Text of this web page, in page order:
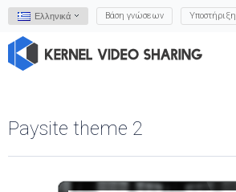
Ελληνικά Βάση γνώσεων Υποστήριξη
Paysite theme 2